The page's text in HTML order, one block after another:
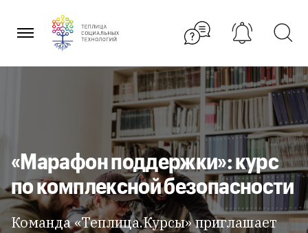
содержанию
«Марафон поддержки»: курс
по комплексной безопасности
Команда «Теплица.Курсы» приглашает